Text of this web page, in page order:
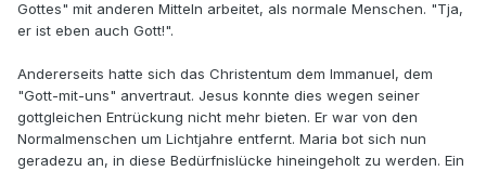
Gottes" mit anderen Mitteln arbeitet, als normale Menschen. "Tja,
er ist eben auch Gott!".
Andererseits hatte sich das Christentum dem Immanuel, dem
"Gott-mit-uns" anvertraut. Jesus konnte dies wegen seiner
gottgleichen Entrückung nicht mehr bieten. Er war von den
Normalmenschen um Lichtjahre entfernt. Maria bot sich nun
geradezu an, in diese Bedürfnislücke hineingeholt zu werden. Ein